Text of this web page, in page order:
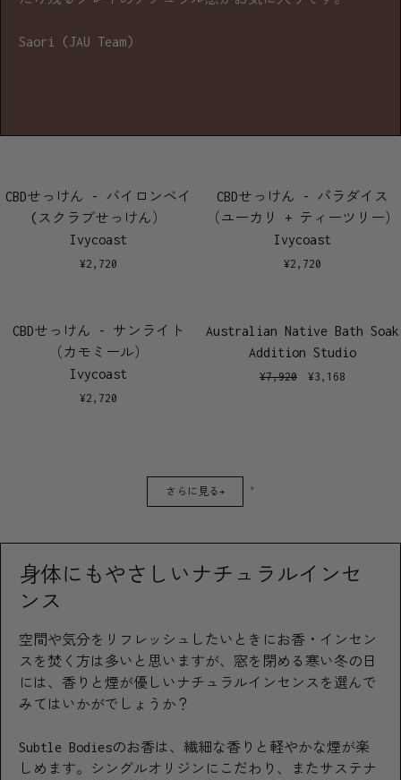
Saori (JAU Team)
CBDせっけん - バイロンベイ
(スクラブせっけん）
Ivycoast
¥2,720
CBDせっけん - パラダイス
（ユーカリ + ティーツリー）
Ivycoast
¥2,720
CBDせっけん - サンライト
（カモミール）
Ivycoast
¥2,720
Australian Native Bath Soak
Addition Studio
¥7,920 ¥3,168
さらに見る→ 9
身体にもやさしいナチュラルインセ
ンス
空間や気分をリフレッシュしたいときにお香・インセン
スを焚く方は多いと思いますが、窓を閉める寒い冬の日
には、香りと煙が優しいナチュラルインセンスを選んで
みてはいかがでしょうか？
Subtle Bodiesのお香は、繊細な香りと軽やかな煙が楽
しめます。シングルオリジンにこだわり、またサステナ